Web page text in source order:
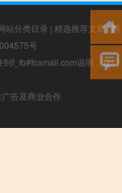
站分类目录 | 精选推荐文章|网
号
f_fb#foxmail.com说明，我们
告及商业合作